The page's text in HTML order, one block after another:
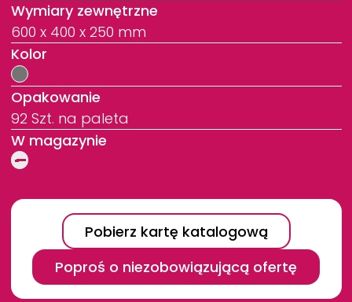
Wymiary zewnętrzne
600 x 400 x 250 mm
Kolor
Opakowanie
92 Szt. na paleta
W magazynie
Pobierz kartę katalogową
Poproś o niezobowiązującą ofertę